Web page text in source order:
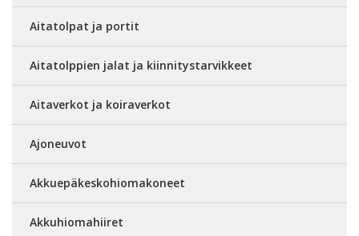
Aitatolpat ja portit
Aitatolppien jalat ja kiinnitystarvikkeet
Aitaverkot ja koiraverkot
Ajoneuvot
Akkuepäkeskohiomakoneet
Akkuhiomahiiret